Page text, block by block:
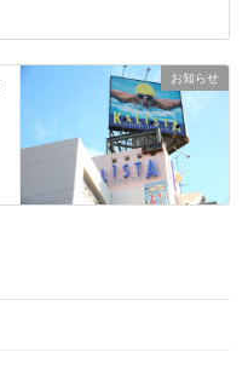
お知らせ